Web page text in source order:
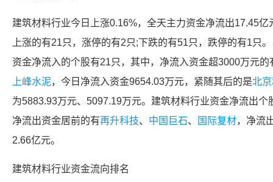
建筑材料行业今日上涨0.16%，全天主力资金净流出17.45
上涨的有21只，涨停的有2只;下跌的有51只，跌停的有1只
资金净流入的个股有21只，其中，净流入资金超3000万元
上峰水泥，今日净流入资金9654.03万元，紧随其后的是北
为5883.93万元、5097.19万元。 建筑材料行业资金净流出个
净流出资金居前的有再升科技、 中国巨石、 国际复材，净流
2.66亿元。
建筑材料行业资金流向排名